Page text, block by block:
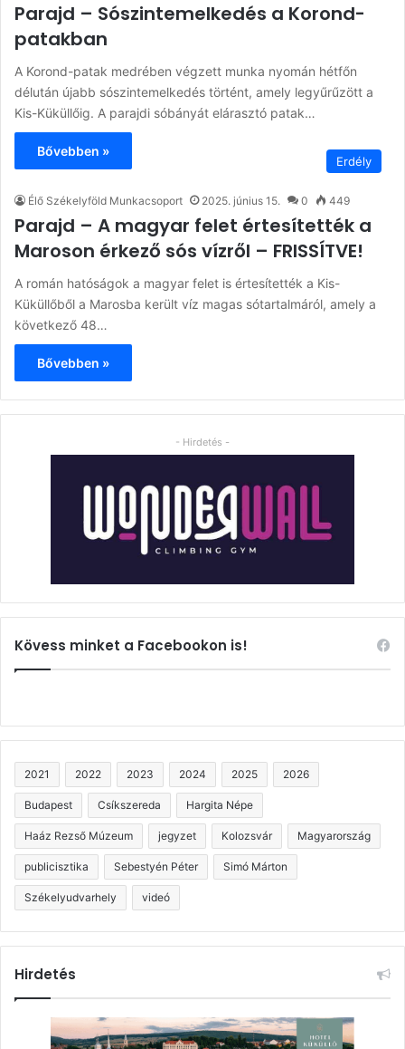
Parajd – Sószintemelkedés a Korond-
patakban
A Korond-patak medrében végzett munka nyomán hétfőn
délután újabb sószintemelkedés történt, amely legyűrűzött a
Kis-Küküllőig. A parajdi sóbányát elárasztó patak…
Bővebben »
Erdély
Élő Székelyföld Munkacsoport 2025. június 15. 0 449
Parajd – A magyar felet értesítették a
Maroson érkező sós vízről – FRISSÍTVE!
A román hatóságok a magyar felet is értesítették a Kis-
Küküllőből a Marosba került víz magas sótartalmáról, amely a
következő 48…
Bővebben »
- Hirdetés -
Kövess minket a Facebookon is!
2021 2022 2023 2024 2025 2026
Budapest Csíkszereda Hargita Népe
Haáz Rezső Múzeum jegyzet Kolozsvár Magyarország
publicisztika Sebestyén Péter Simó Márton
Székelyudvarhely videó
Hirdetés